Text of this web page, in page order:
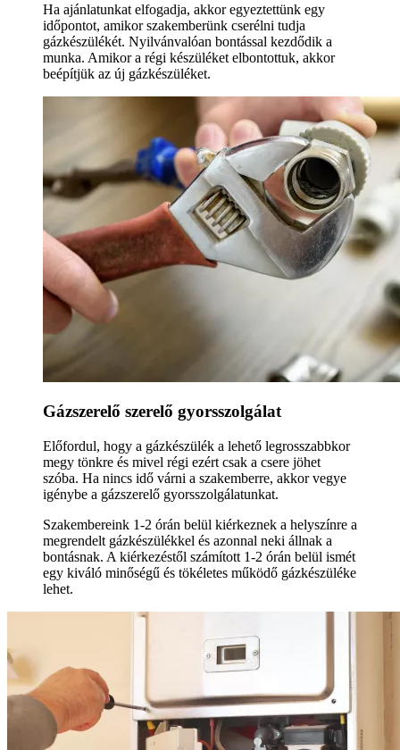
Ha ajánlatunkat elfogadja, akkor egyeztettünk egy
időpontot, amikor szakemberünk cserélni tudja
gázkészülékét. Nyilvánvalóan bontással kezdődik a
munka. Amikor a régi készüléket elbontottuk, akkor
beépítjük az új gázkészüléket.
Gázszerelő szerelő gyorsszolgálat
Előfordul, hogy a gázkészülék a lehető legrosszabbkor
megy tönkre és mivel régi ezért csak a csere jöhet
szóba. Ha nincs idő várni a szakemberre, akkor vegye
igénybe a gázszerelő gyorsszolgálatunkat.
Szakembereink 1-2 órán belül kiérkeznek a helyszínre a
megrendelt gázkészülékkel és azonnal neki állnak a
bontásnak. A kiérkezéstől számított 1-2 órán belül ismét
egy kiváló minőségű és tökéletes működő gázkészüléke
lehet.